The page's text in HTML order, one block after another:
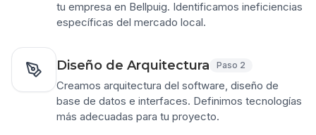
tu empresa en Bellpuig. Identificamos ineficiencias
específicas del mercado local.
Diseño de Arquitectura Paso 2
Creamos arquitectura del software, diseño de
base de datos e interfaces. Definimos tecnologías
más adecuadas para tu proyecto.